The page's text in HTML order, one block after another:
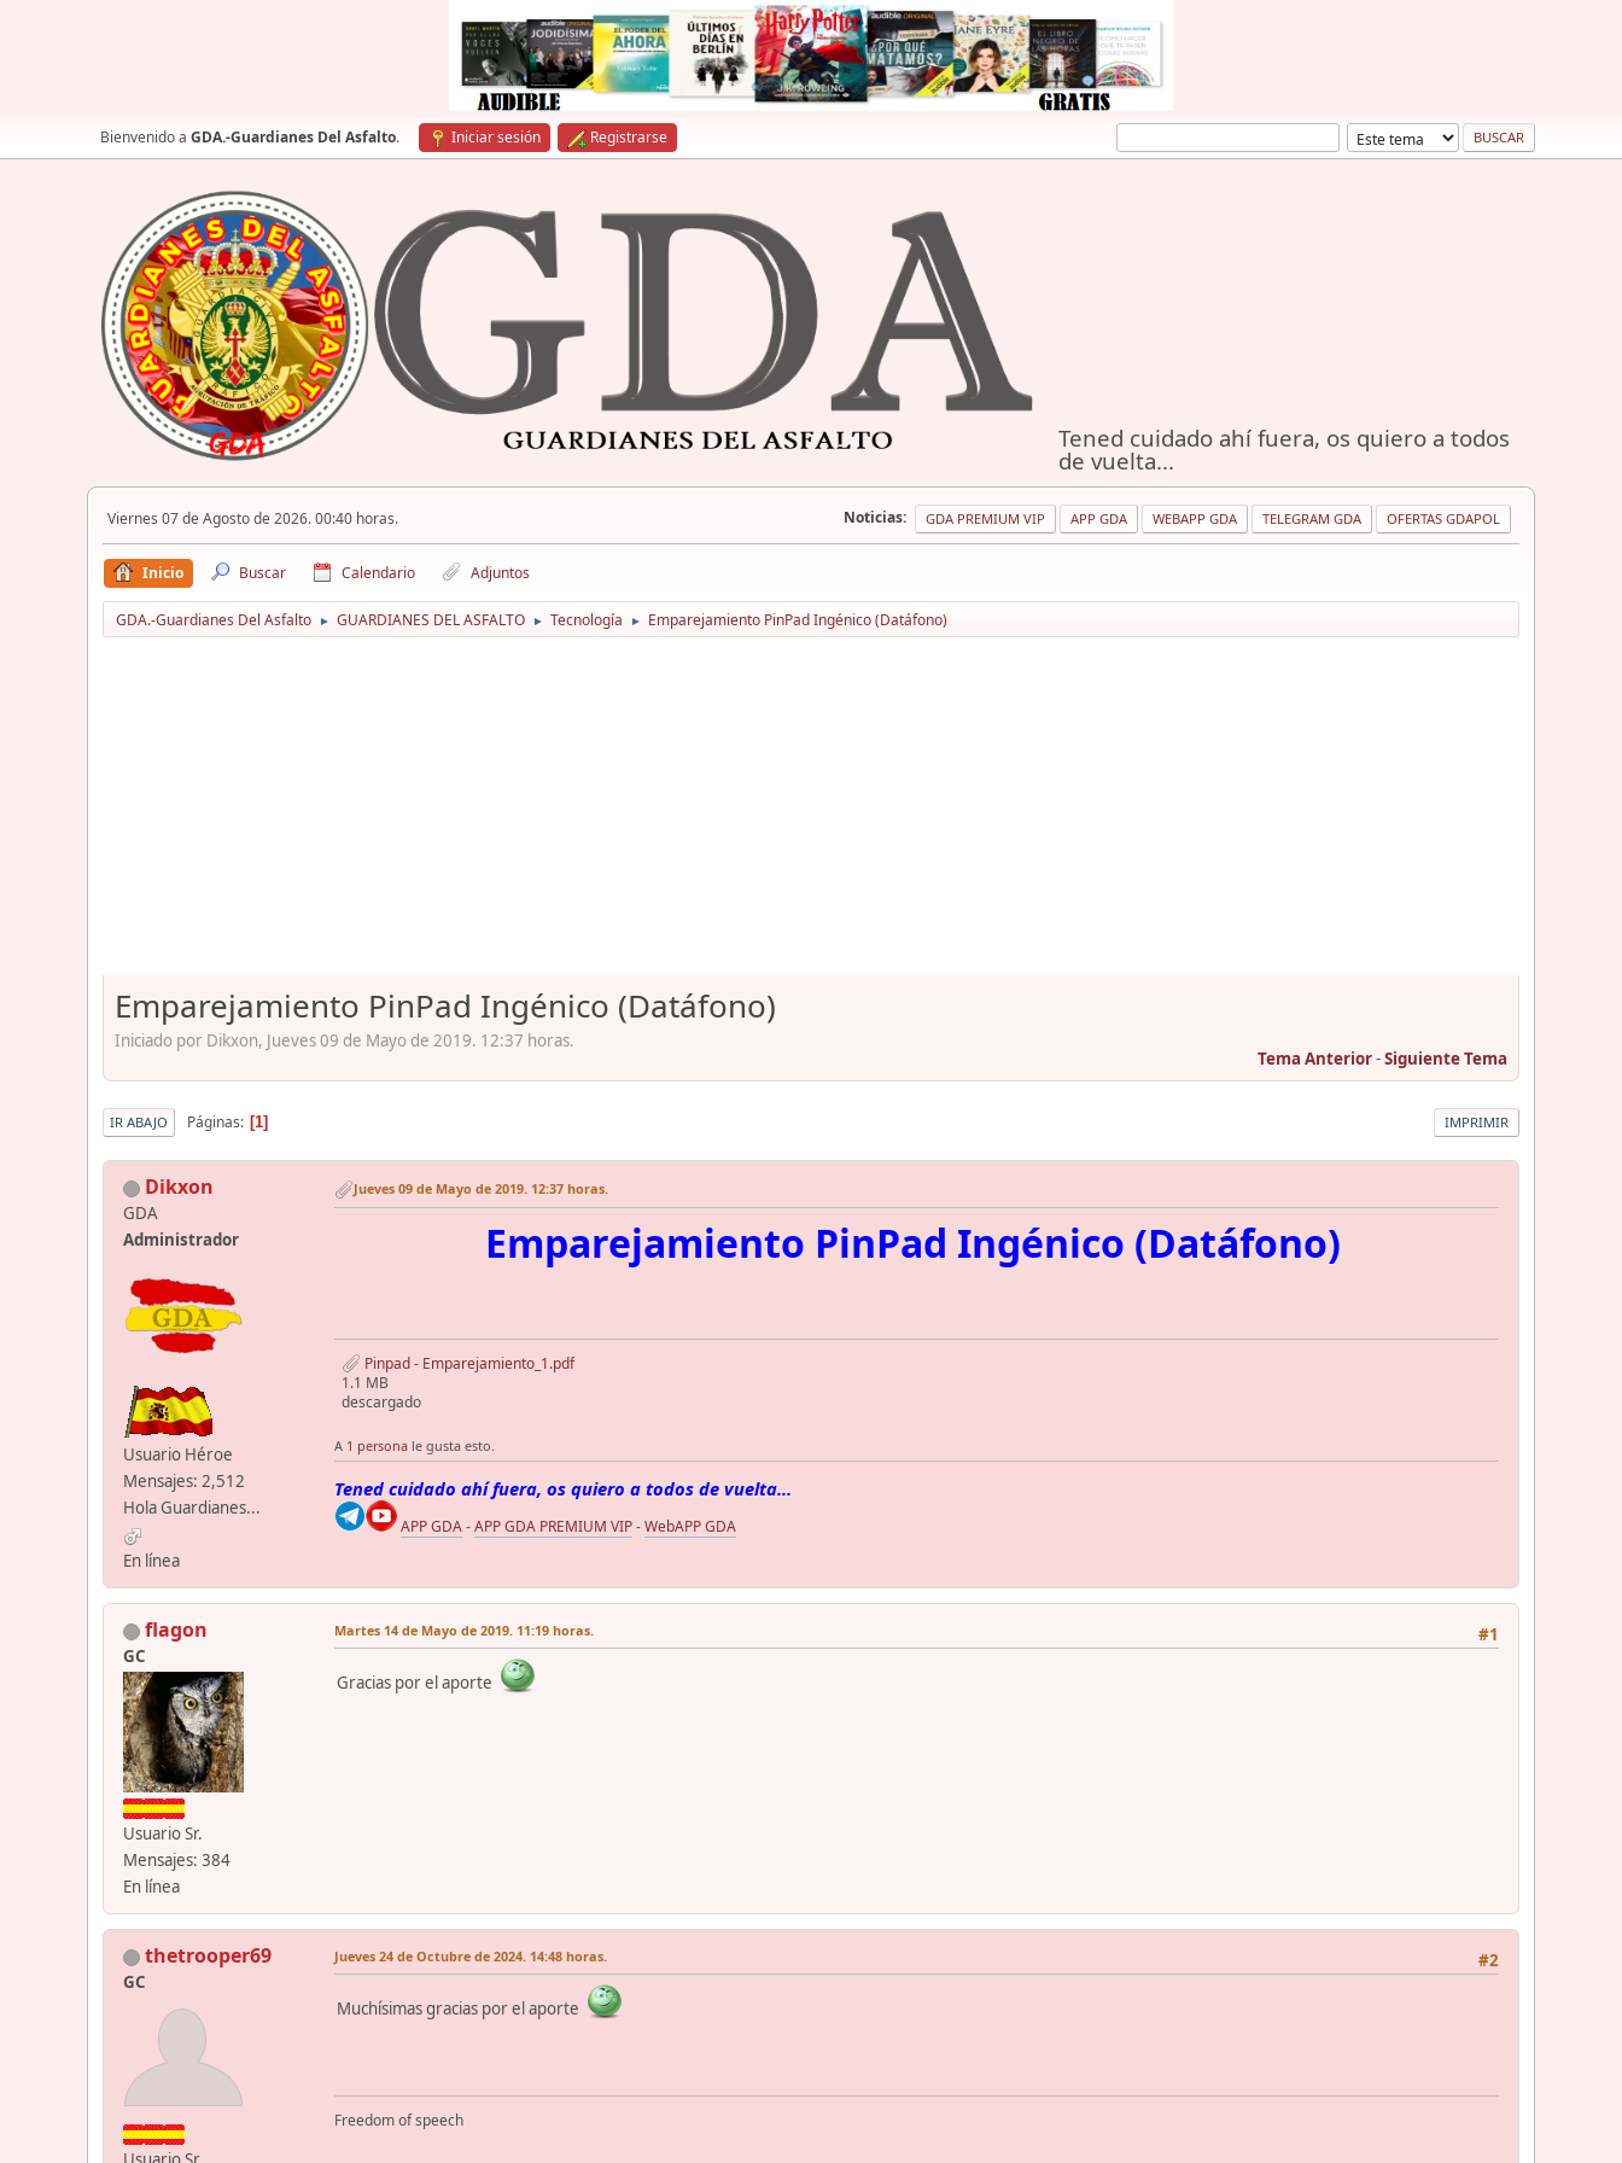
Bienvenido a GDA.-Guardianes Del Asfalto. Iniciar sesión Registrarse
Tened cuidado ahí fuera, os quiero a todos
de vuelta...
Viernes 07 de Agosto de 2026. 00:40 horas. Noticias: GDA PREMIUM VIP APP GDA WEBAPP GDA TELEGRAM GDA OFERTAS GDAPOL
Inicio Buscar Calendario Adjuntos
GDA.-Guardianes Del Asfalto ► GUARDIANES DEL ASFALTO ► Tecnología ► Emparejamiento PinPad Ingénico (Datáfono)
Emparejamiento PinPad Ingénico (Datáfono)
Iniciado por Dikxon, Jueves 09 de Mayo de 2019. 12:37 horas.
Tema Anterior-Siguiente Tema
IMPRIMIR
IR ABAJO Páginas 1
Dikxon
GDA
Administrador
Usuario Héroe
Mensajes: 2,512
Hola Guardianes...
En línea
Jueves 09 de Mayo de 2019. 12:37 horas.
Emparejamiento PinPad Ingénico (Datáfono)
Pinpad - Emparejamiento_1.pdf
1.1 MB
descargado
A 1 persona le gusta esto.
Tened cuidado ahí fuera, os quiero a todos de vuelta...
APP GDA-APP GDA PREMIUM VIP-WebAPP GDA
flagon
GC
Usuario Sr.
Mensajes: 384
En línea
#1
Martes 14 de Mayo de 2019. 11:19 horas.
Gracias por el aporte
thetrooper69
GC
#2
Jueves 24 de Octubre de 2024. 14:48 horas.
Muchísimas gracias por el aporte
Freedom of speech